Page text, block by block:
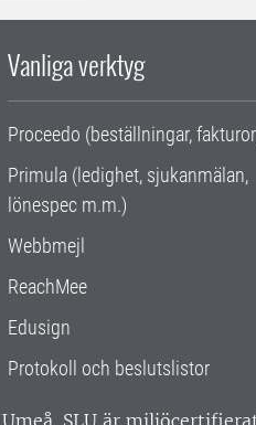
Vanliga verktyg
Proceedo (beställningar,
Primula (ledighet, sjukanmälan,
lönespec m.m.)
Webbmejl
ReachMee
Edusign
Protokoll och beslutslistor